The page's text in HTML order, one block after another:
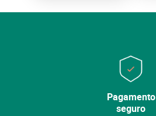
Pagamento
seguro